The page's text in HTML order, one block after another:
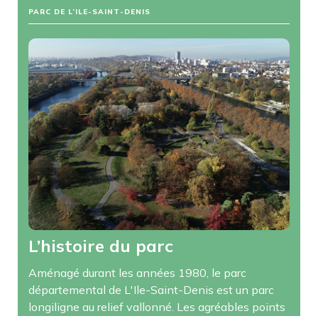
PARC DE L’ILE-SAINT-DENIS
L’histoire du parc
Aménagé durant les années 1980, le parc
départemental de L'Ile-Saint-Denis est un parc
longiligne au relief vallonné. Les agréables points